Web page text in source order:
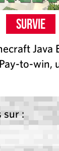
Survie
Java
to-win,
sur :